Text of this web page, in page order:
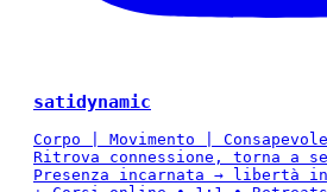
satidynamic
Corpo | Movimento |
Ritrova connessione, torna a
Presenza incarnata → libertà